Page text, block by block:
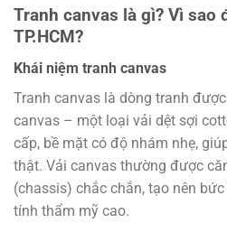
Tranh canvas là gì? Vì sao
TP.HCM?
Khái niệm tranh canvas
Tranh canvas là dòng tranh
canvas – một loại vải dệt sợi
cấp, bề mặt có độ nhám nhẹ,
thật. Vải canvas thường được
(chassis) chắc chắn, tạo nên
tính thẩm mỹ cao.